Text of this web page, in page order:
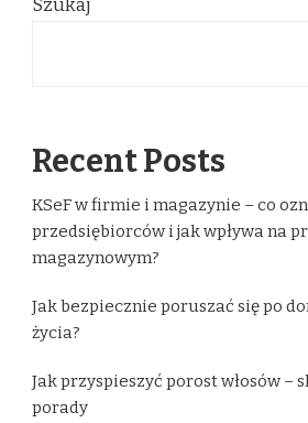
Szukaj
Recent Posts
KSeF w firmie i magazynie – co
przedsiębiorców i jak wpływa na
magazynowym?
Jak bezpiecznie poruszać się po
życia?
Jak przyspieszyć porost włosów –
porady